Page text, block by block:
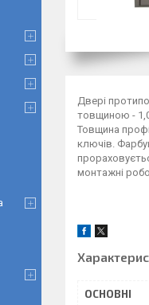
Двері
товщиною -
Товщина
ключів.
монтажні
ОСНОВНІ